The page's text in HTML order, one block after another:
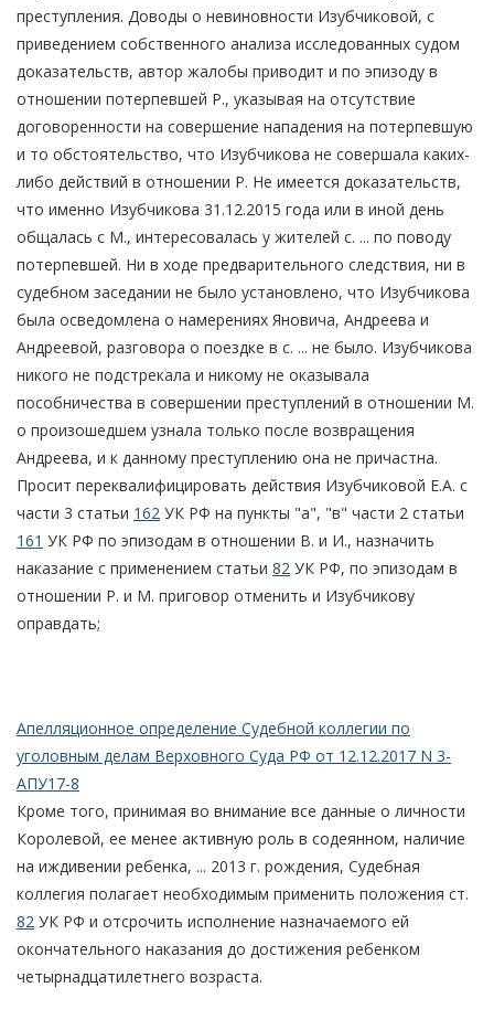
преступления. Доводы о невиновности Изубчиковой, с
приведением собственного анализа исследованных судом
доказательств, автор жалобы приводит и по эпизоду в
отношении потерпевшей Р., указывая на отсутствие
договоренности на совершение нападения на потерпевшую
и то обстоятельство, что Изубчикова не совершала каких-
либо действий в отношении Р. Не имеется доказательств,
что именно Изубчикова 31.12.2015 года или в иной день
общалась с М., интересовалась у жителей с. ... по поводу
потерпевшей. Ни в ходе предварительного следствия, ни в
судебном заседании не было установлено, что Изубчикова
была осведомлена о намерениях Яновича, Андреева и
Андреевой, разговора о поездке в с. ... не было. Изубчикова
никого не подстрекала и никому не оказывала
пособничества в совершении преступлений в отношении М.
о произошедшем узнала только после возвращения
Андреева, и к данному преступлению она не причастна.
Просит переквалифицировать действия Изубчиковой Е.А. с
части 3 статьи 162 УК РФ на пункты "а", "в" части 2 статьи
161 УК РФ по эпизодам в отношении В. и И., назначить
наказание с применением статьи 82 УК РФ, по эпизодам в
отношении Р. и М. приговор отменить и Изубчикову
оправдать;
Апелляционное определение Судебной коллегии по
уголовным делам Верховного Суда РФ от 12.12.2017 N 3-
АПУ17-8
Кроме того, принимая во внимание все данные о личности
Королевой, ее менее активную роль в содеянном, наличие
на иждивении ребенка, ... 2013 г. рождения, Судебная
коллегия полагает необходимым применить положения ст.
82 УК РФ и отсрочить исполнение назначаемого ей
окончательного наказания до достижения ребенком
четырнадцатилетнего возраста.